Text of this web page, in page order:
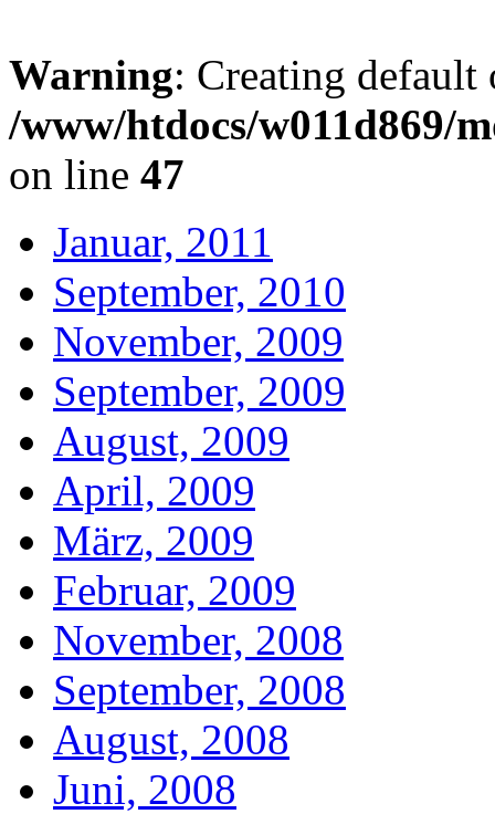
Warning: Creating
/www/htdocs/w011d869/
on line 47
Januar, 2011
September, 2010
November, 2009
September, 2009
August, 2009
April, 2009
März, 2009
Februar, 2009
November, 2008
September, 2008
August, 2008
Juni, 2008